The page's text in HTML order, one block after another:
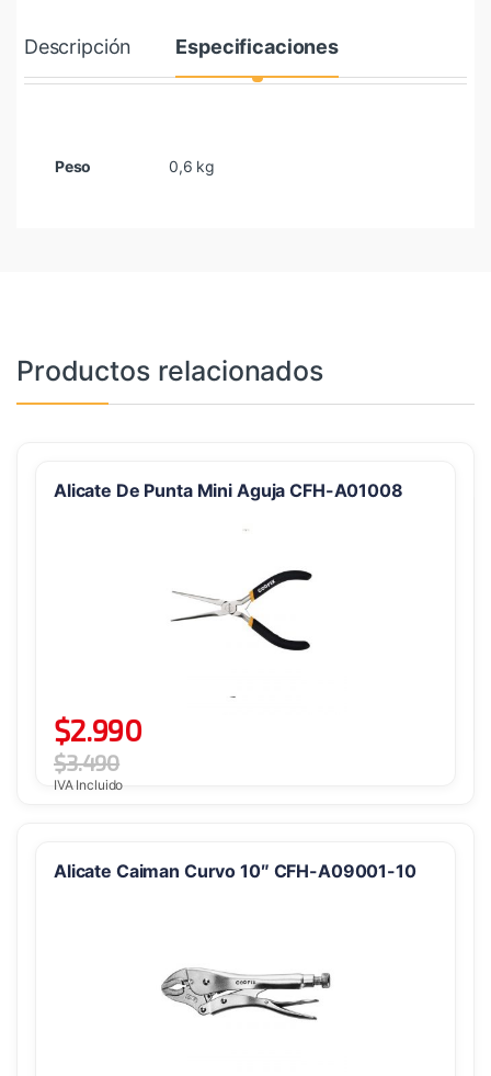
Descripción Especificaciones
Peso 0,6 kg
Productos relacionados
Alicate De Punta Mini Aguja CFH-A01008
$2.990
$3.490
IVA Incluido
Alicate Caiman Curvo 10″ CFH-A09001-10